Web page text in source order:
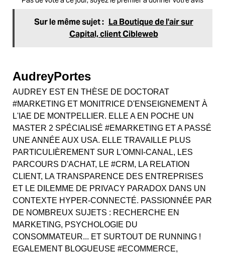
Sur le même sujet : La Boutique de l'air sur
Capital, client Cibleweb
AudreyPortes
AUDREY EST EN THÈSE DE DOCTORAT
#MARKETING ET MONITRICE D'ENSEIGNEMENT À
L'IAE DE MONTPELLIER. ELLE A EN POCHE UN
MASTER 2 SPÉCIALISÉ #EMARKETING ET A PASSÉ
UNE ANNÉE AUX USA. ELLE TRAVAILLE PLUS
PARTICULIÈREMENT SUR L'OMNI-CANAL, LES
PARCOURS D'ACHAT, LE #CRM, LA RELATION
CLIENT, LA TRANSPARENCE DES ENTREPRISES
ET LE DILEMME DE PRIVACY PARADOX DANS UN
CONTEXTE HYPER-CONNECTÉ. PASSIONNÉE PAR
DE NOMBREUX SUJETS : RECHERCHE EN
MARKETING, PSYCHOLOGIE DU
CONSOMMATEUR... ET SURTOUT DE RUNNING !
EGALEMENT BLOGUEUSE #ECOMMERCE,